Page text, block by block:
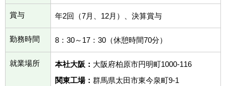
賞与 年2回（7月、12月）、決算賞与
勤務時間 8：30～17：30（休憩時間70分）
就業場所 本社大阪： 大阪府柏原市円明町1000-116
関東工場： 群馬県太田市東今泉町9-1